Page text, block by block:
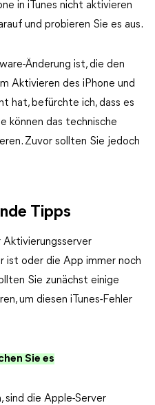
in iTunes nicht aktivieren
und probieren Sie es aus.
Änderung ist, die den
Aktivieren des iPhone und
hat, befürchte ich, dass es
können das technische
Zuvor sollten Sie jedoch
Tipps
Aktivierungsserver
ist oder die App immer noch
Sie zunächst einige
um diesen iTunes-Fehler
Sie es
sind die Apple-Server